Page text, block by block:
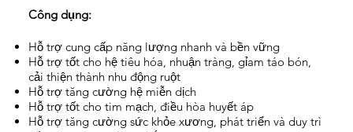
Công dụng:
Hỗ trợ cung cấp năng lượng nhanh và bền vững
Hỗ trợ tốt cho hệ tiêu hóa, nhuận tràng, gỉam táo bón,
cải thiện thành nhu động ruột
Hỗ trợ tăng cường hệ miễn dịch
Hỗ trợ tốt cho tim mạch, điều hòa huyết áp
Hỗ trợ tăng cường sức khỏe xương, phát triển và duy trì